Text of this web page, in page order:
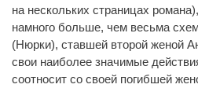
на нескольких страницах
намного больше, чем весьма
(Нюрки), ставшей второй женой
свои наиболее значимые
соотносит со своей погибшей